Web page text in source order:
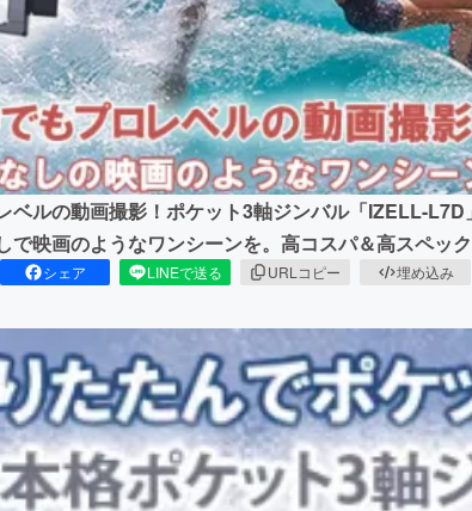
ベルの動画撮影！ポケット3軸ジンバル「IZELL-
で映画のようなワンシーンを。高コスパ＆高スペック
シェア LINEで送る URLコピー 埋め込み